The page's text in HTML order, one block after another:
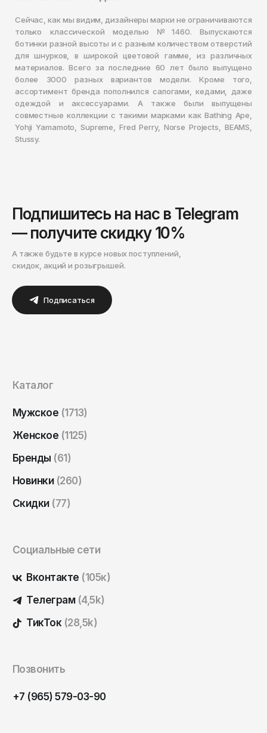
Сейчас, как мы видим, дизайнеры марки не ограничиваются
только классической моделью №1460. Выпускаются
ботинки разной высоты и с разным количеством отверстий
для шнурков, в широкой цветовой гамме, из различных
материалов. Всего за последние 60 лет было выпущено
более 3000 разных вариантов модели. Кроме того,
ассортимент бренда пополнился сапогами, кедами, даже
одеждой и аксессуарами. А также были выпущены
совместные коллекции с такими марками как Bathing Ape,
Yohji Yamamoto, Supreme, Fred Perry, Norse Projects, BEAMS,
Stussy.
Подпишитесь на нас в Telegram
— получите скидку 10%
А также будьте в курсе новых поступлений,
скидок, акций и розыгрышей.
Подписаться
Каталог
Мужское (1713)
Женское (1125)
Бренды (61)
Новинки (260)
Скидки (77)
Социальные сети
Вконтакте (105к)
Телеграм (4,5k)
ТикТок (28,5k)
Позвонить
+7 (965) 579-03-90